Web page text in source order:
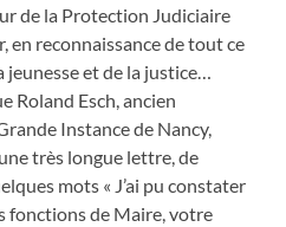
de la Protection Judiciaire
en reconnaissance de tout ce
jeunesse et de la justice…
Roland Esch, ancien
Instance de Nancy,
très longue lettre, de
mots « J’ai pu constater
fonctions de Maire, votre